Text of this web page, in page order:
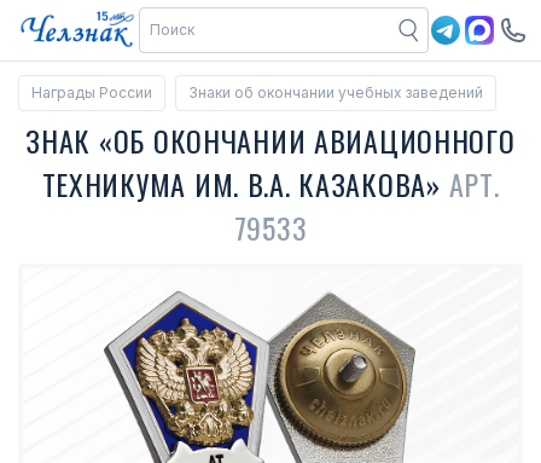
Награды России Знаки об окончании учебных заведений
ЗНАК «ОБ ОКОНЧАНИИ АВИАЦИОННОГО
ТЕХНИКУМА ИМ. В.А. КАЗАКОВА» АРТ.
79533